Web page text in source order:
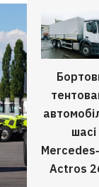
шасі
Actros